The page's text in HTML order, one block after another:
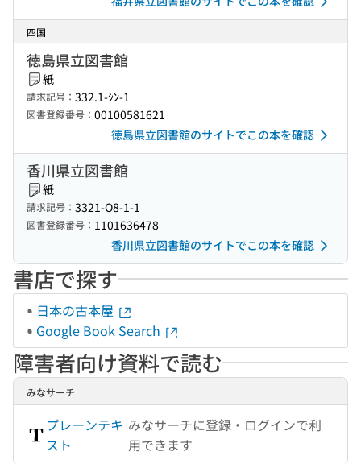
四国
徳島県立図書館
紙
請求記号： 332.1-ｼﾝ-1
図書登録番号： 00100581621
徳島県立図書館のサイトでこの本を確認
香川県立図書館
紙
請求記号： 3321-O8-1-1
図書登録番号： 1101636478
香川県立図書館のサイトでこの本を確認
書店で探す
日本の古本屋
Google Book Search
障害者向け資料で読む
みなサーチ
プレーンテキ
スト
みなサーチに登録・ログインで利
用できます